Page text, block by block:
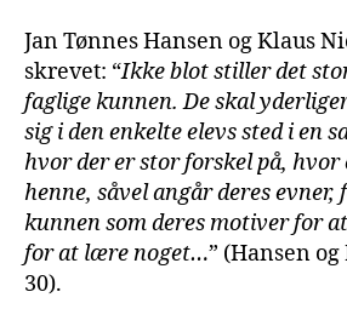
Jan Tønnes Hansen og Klaus
skrevet: “Ikke blot stiller det
faglige kunnen. De skal
sig i den enkelte elevs sted i en
hvor der er stor forskel på, hvor
henne, såvel angår deres
kunnen som deres motiver for
for at lære noget…” (Hansen
30).